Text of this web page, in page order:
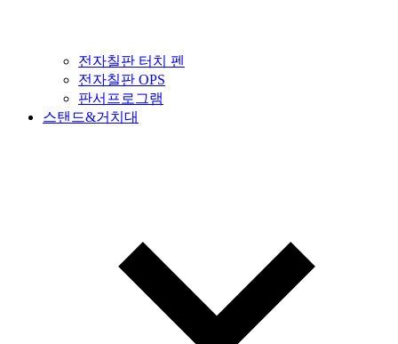
전자칠판 터치 펜
전자칠판 OPS
판서프로그램
스탠드&거치대